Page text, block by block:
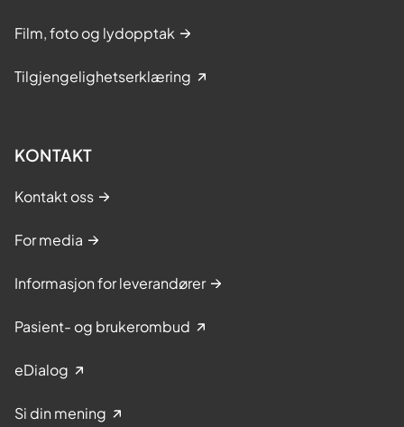
Film, foto og lydopptak
Tilgjengelighetserklæring
KONTAKT
Kontakt oss
For media
Informasjon for leverandører
Pasient- og brukerombud
eDialog
Si din mening